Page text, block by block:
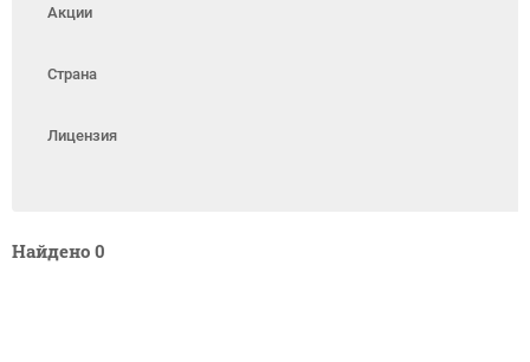
Акции
Страна
Лицензия
Найдено 0